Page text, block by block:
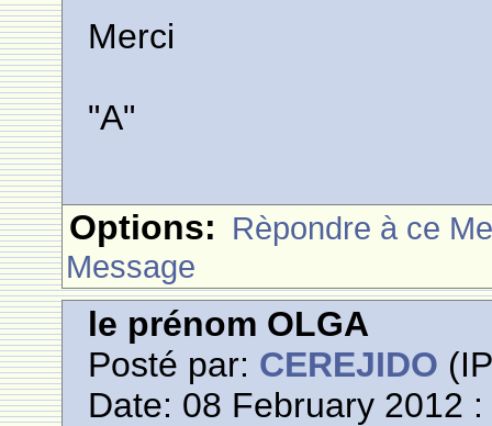
Merci
"A"
Options: Rèpondre à ce
Message
le prénom OLGA
Posté par: CEREJIDO
Date: 08 February 2012 :